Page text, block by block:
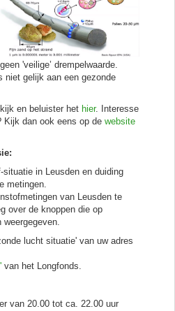
'veilige’ drempelwaarde.
niet gelijk aan een gezonde
en beluister het hier. Interesse
Kijk dan ook eens op de website
in Leusden en duiding
metingen.
van Leusden te
over de knoppen die op
lucht situatie' van uw adres
van het Longfonds.
van 20.00 tot ca. 22.00 uur